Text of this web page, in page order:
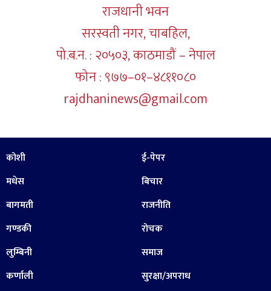
राजधानी भवन
सरस्वती नगर, चाबहिल,
पो.ब.न. : २०५०३, काठमाडौं – नेपाल
फोन : ९७७–०१–४८११०८०
rajdhaninews@gmail.com
कोशी
मधेस
बागमती
गण्डकी
लुम्बिनी
कर्णाली
ई-पेपर
बिचार
राजनीति
रोचक
समाज
सुरक्षा/अपराध